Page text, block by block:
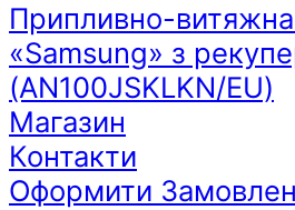
Припливно-витяжна
«Samsung» з
(AN100JSKLKN/EU)
Магазин
Контакти
Оформити